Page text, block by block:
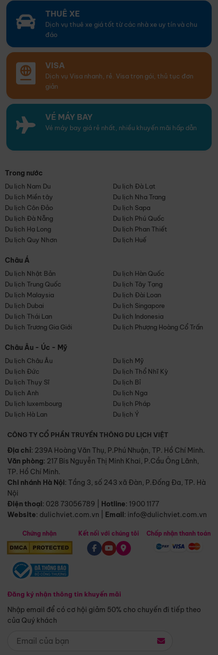
THUÊ XE
Dịch vụ thuê xe giá tốt từ các nhà xe uy tín và chu
đáo
VISA
Dịch vụ Visa nhanh, rẻ. Visa trọn gói, thủ tục đơn
giản
VÉ MÁY BAY
Vé máy bay giá rẻ nhất, nhiều khuyến mãi hấp dẫn
Trong nước
Du lịch Nam Du
Du lịch Đà Lạt
Du lịch Miền tây
Du lịch Nha Trang
Du lịch Côn Đảo
Du lịch Sapa
Du lịch Đà Nẵng
Du lịch Phú Quốc
Du lịch Hạ Long
Du lịch Phan Thiết
Du lịch Quy Nhơn
Du lịch Huế
Châu Á
Du lịch Nhật Bản
Du lịch Hàn Quốc
Du lịch Trung Quốc
Du lịch Tây Tạng
Du lịch Malaysia
Du lịch Đài Loan
Du lịch Dubai
Du lịch Singapore
Du lịch Thái Lan
Du lịch Indonesia
Du lịch Trương Gia Giới
Du lịch Phượng Hoàng Cổ Trấn
Châu Âu - Úc - Mỹ
Du lịch Châu Âu
Du lịch Mỹ
Du lịch Đức
Du lịch Thổ Nhĩ Kỳ
Du lịch Thụy Sĩ
Du lịch Bỉ
Du lịch Anh
Du lịch Nga
Du lịch luxembourg
Du lịch Pháp
Du lịch Hà Lan
Du lịch Ý
CÔNG TY CỔ PHẦN TRUYỀN THÔNG DU LỊCH VIỆT
Địa chỉ: 239A Hoàng Văn Thụ, P.Phú Nhuận, TP. Hồ Chí Minh.
Văn phòng: 217 Bis Nguyễn Thị Minh Khai, P.Cầu Ông Lãnh,
TP. Hồ Chí Minh.
Chi nhánh Hà Nội: Tầng 3, số 243 xã Đàn, P.Đống Đa, TP. Hà
Nội
Điện thoại: 028 73056789 Hotline: 1900 1177
Website: dulichviet.com.vn Email: info@dulichviet.com.vn
Chứng nhận
Đăng ký nhận thông tin khuyến mãi
Nhập email để có cơ hội giảm 50% cho chuyến đi tiếp theo
của Quý khách
Kết nối với chúng tôi Chấp nhận thanh toán